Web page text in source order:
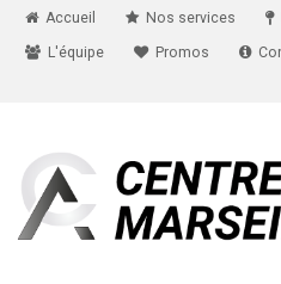
Accueil Nos services
L'équipe Promos